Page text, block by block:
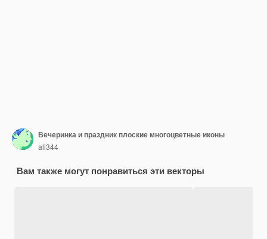
Вечеринка и праздник плоские многоцветные иконы
ali344
Вам также могут понравиться эти векторы